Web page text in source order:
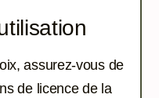
assurez-vous de
de licence de la